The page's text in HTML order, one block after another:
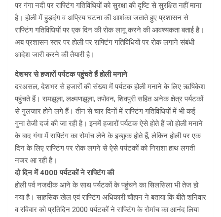
पर गंगा नदी पर राफ्टिंग गतिविधियों को सुरक्षा की दृष्टि से सुरक्षित नहीं माना
है। होली में हुड़दंग व अप्रिय घटना की आशंका जताते हुए प्रशासन से
राफ्टिंग गतिविधियों पर एक दिन की रोक लागू करने की आवश्यकता बताई है।
अब प्रशासन स्तर पर होली पर राफ्टिंग गतिविधियों पर रोक लगाने संबंधी
आदेश जारी करने की तैयारी है।
देशभर से हजारों पर्यटक पहुंचते हैं होली मनाने
दरअसल, देशभर से हजारों की संख्या में पर्यटक होली मनाने के लिए ऋषिकेश
पहुंचते हैं। रामझूला, लक्ष्मणझूला, तपोवन, शिवपुरी सहित अनेक क्षेत्र पर्यटकों
से गुलजार होने लगे हैं। तीन से चार दिनों में राफ्टिंग गतिविधियों में भी कई
गुना तेजी दर्ज की जा रही है। इनमें हजारों पर्यटक ऐसे होते हैं जो होली मनाने
के बाद गंगा में राफ्टिंग का रोमांच लेने के इच्छुक होते हैं, लेकिन होली पर एक
दिन के लिए राफ्टिंग पर रोक लगने से ऐसे पर्यटकों को निराशा हाथ लगती
नजर आ रही है।
दो दिन में 4000 पर्यटकों ने राफ्टिंग की
होली पर्व नजदीक आने के साथ पर्यटकों के पहुंचने का सिलसिला भी तेज हो
गया है। साहसिक खेल एवं राफ्टिंग अधिकारी चौहान ने बताया कि बीते शनिवार
व रविवार को प्रतिदिन 2000 पर्यटकों ने राफ्टिंग के रोमांच का आनंद लिया